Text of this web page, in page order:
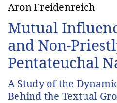
Aron Freidenreich
Mutual
and Non-
Pentateuchal
A Study of the
Behind the Textual